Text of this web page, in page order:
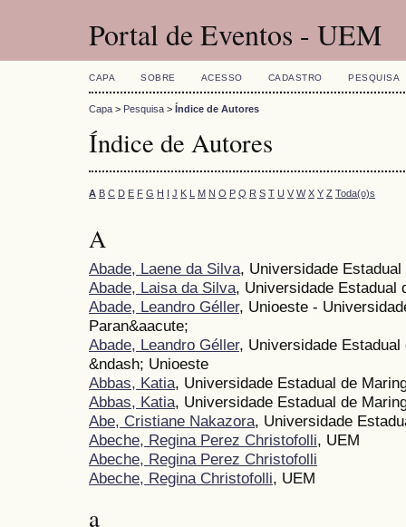
Portal de Eventos - UEM
CAPA SOBRE ACESSO CADASTRO PESQUISA
Capa > Pesquisa > Índice de Autores
Índice de Autores
A B C D E F G H I J K L M N O P Q R S T U V W X Y Z Toda(o)s
A
Abade, Laene da Silva, Universidade Estadual
Abade, Laisa da Silva, Universidade Estadual
Abade, Leandro Géller, Unioeste -
Paran&aacute;
Abade, Leandro Géller, Universidade
&ndash; Unioeste
Abbas, Katia, Universidade Estadual de
Abbas, Katia, Universidade Estadual de
Abe, Cristiane Nakazora, Universidade
Abeche, Regina Perez Christofolli, UEM
Abeche, Regina Perez Christofolli
Abeche, Regina Christofolli, UEM
a